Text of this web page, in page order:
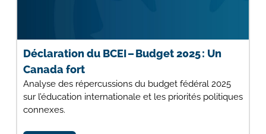
Déclaration du BCEI – Budget 2025 : Un
Canada fort
Analyse des répercussions du budget fédéral 2025
sur l’éducation internationale et les priorités politiques
connexes.